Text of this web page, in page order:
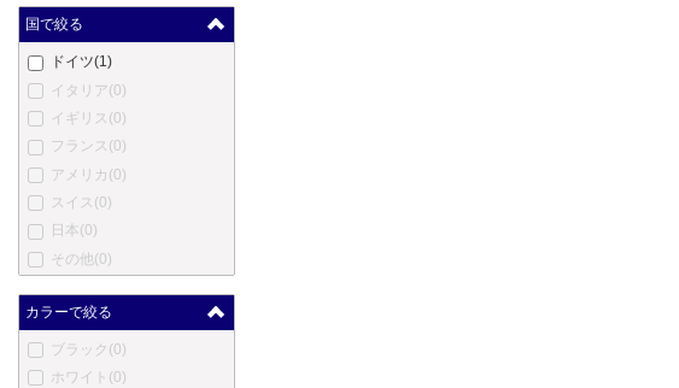
モンテベルデ
ヤード・オ・レッド(0)
エス・テー・デュポン
カルティエ (0)
コンウェイ・スチュワート
(0)
ダンヒル
エバーシャープ
セーラー(0)
パイロット
プラチナ (0)
カトウセイサクショ
国で絞る
ドイツ(1)
イタリア(0)
イギリス (0)
フランス (0)
アメリカ (0)
スイス (0)
日本(0)
その他(0)
カラーで絞る
ブラック (0)
ホワイト (0)